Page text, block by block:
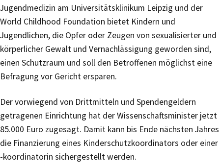
Jugendmedizin am Universitätsklinikum Leipzig und der
World Childhood Foundation bietet Kindern und
Jugendlichen, die Opfer oder Zeugen von sexualisierter und
körperlicher Gewalt und Vernachlässigung geworden sind,
einen Schutzraum und soll den Betroffenen möglichst eine
Befragung vor Gericht ersparen.
Der vorwiegend von Drittmitteln und Spendengeldern
getragenen Einrichtung hat der Wissenschaftsminister jetzt
85.000 Euro zugesagt. Damit kann bis Ende nächsten Jahres
die Finanzierung eines Kinderschutzkoordinators oder einer
-koordinatorin sichergestellt werden.